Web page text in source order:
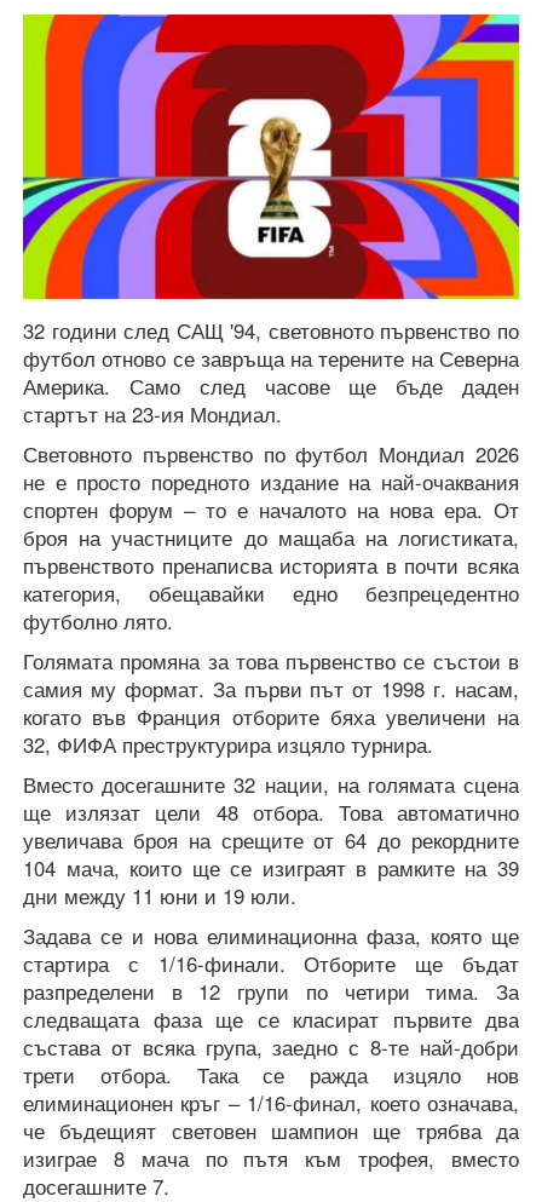
32 години след САЩ '94, световното първенство по
футбол отново се завръща на терените на Северна
Америка. Само след часове ще бъде даден
стартът на 23-ия Мондиал.
Световното първенство по футбол Мондиал 2026
не е просто поредното издание на най-очаквания
спортен форум – то е началото на нова ера. От
броя на участниците до мащаба на логистиката,
първенството пренаписва историята в почти всяка
категория, обещавайки едно безпрецедентно
футболно лято.
Голямата промяна за това първенство се състои в
самия му формат. За първи път от 1998 г. насам,
когато във Франция отборите бяха увеличени на
32, ФИФА преструктурира изцяло турнира.
Вместо досегашните 32 нации, на голямата сцена
ще излязат цели 48 отбора. Това автоматично
увеличава броя на срещите от 64 до рекордните
104 мача, които ще се изиграят в рамките на 39
дни между 11 юни и 19 юли.
Задава се и нова елиминационна фаза, която ще
стартира с 1/16-финали. Отборите ще бъдат
разпределени в 12 групи по четири тима. За
следващата фаза ще се класират първите два
състава от всяка група, заедно с 8-те най-добри
трети отбора. Така се ражда изцяло нов
елиминационен кръг – 1/16-финал, което означава,
че бъдещият световен шампион ще трябва да
изиграе 8 мача по пътя към трофея, вместо
досегашните 7.